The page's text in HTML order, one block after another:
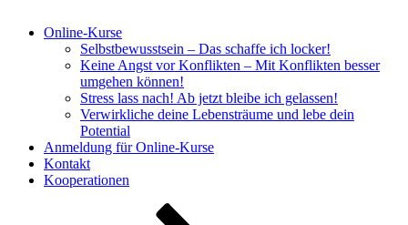
Online-Kurse
Selbstbewusstsein – Das schaffe ich locker!
Keine Angst vor Konflikten – Mit Konflikten besser
umgehen können!
Stress lass nach! Ab jetzt bleibe ich gelassen!
Verwirkliche deine Lebensträume und lebe dein
Potential
Anmeldung für Online-Kurse
Kontakt
Kooperationen